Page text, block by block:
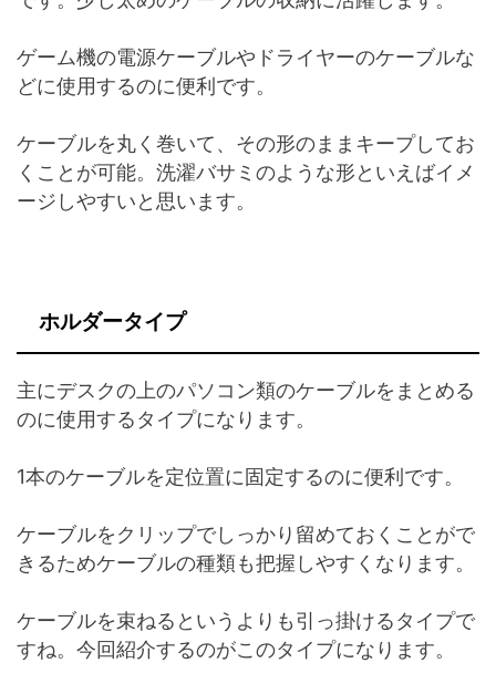
ゲーム機の電源ケーブルやドライヤーのケーブルな
どに使用するのに便利です。
ケーブルを丸く巻いて、その形のままキープしてお
くことが可能。洗濯バサミのような形といえばイメ
ージしやすいと思います。
ホルダータイプ
主にデスクの上のパソコン類のケーブルをまとめる
のに使用するタイプになります。
1本のケーブルを定位置に固定するのに便利です。
ケーブルをクリップでしっかり留めておくことがで
きるためケーブルの種類も把握しやすくなります。
ケーブルを束ねるというよりも引っ掛けるタイプで
すね。今回紹介するのがこのタイプになります。